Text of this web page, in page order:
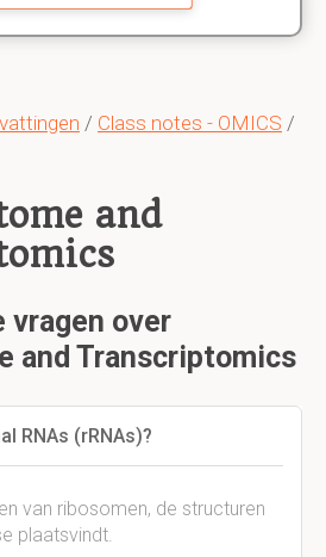
/ Class notes - OMICS /
and
vragen over
and Transcriptomics
RNAs (rRNAs)?
van ribosomen, de structuren
plaatsvindt.